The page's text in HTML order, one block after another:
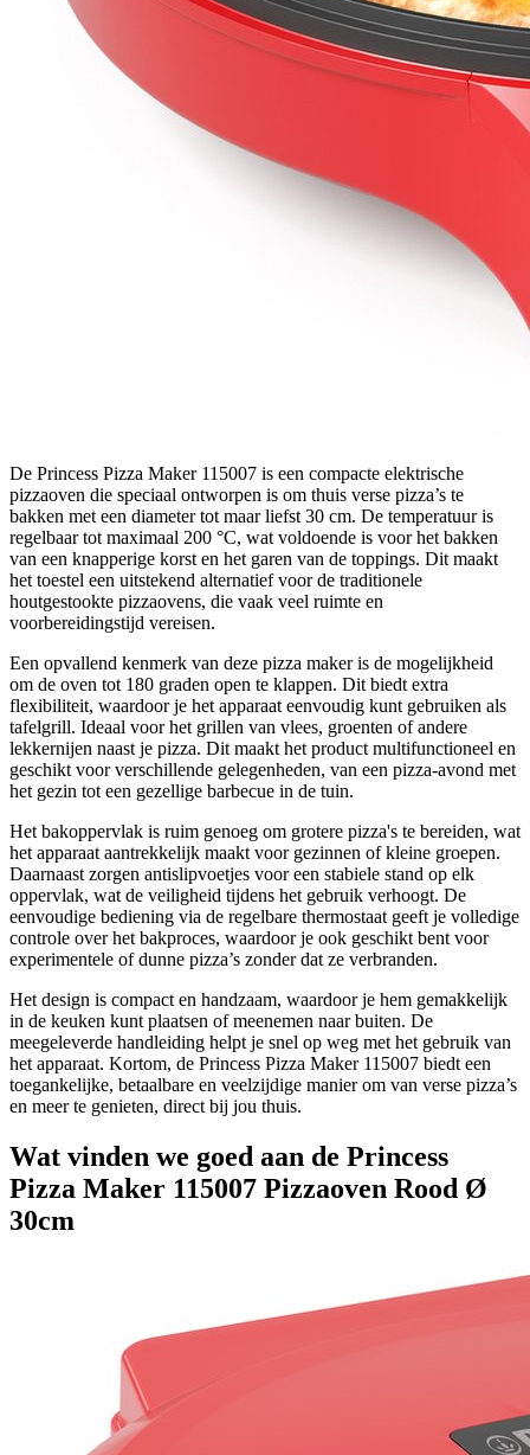
De Princess Pizza Maker 115007 is een compacte elektrische
pizzaoven die speciaal ontworpen is om thuis verse pizza’s te
bakken met een diameter tot maar liefst 30 cm. De temperatuur is
regelbaar tot maximaal 200 °C, wat voldoende is voor het bakken
van een knapperige korst en het garen van de toppings. Dit maakt
het toestel een uitstekend alternatief voor de traditionele
houtgestookte pizzaovens, die vaak veel ruimte en
voorbereidingstijd vereisen.
Een opvallend kenmerk van deze pizza maker is de mogelijkheid
om de oven tot 180 graden open te klappen. Dit biedt extra
flexibiliteit, waardoor je het apparaat eenvoudig kunt gebruiken als
tafelgrill. Ideaal voor het grillen van vlees, groenten of andere
lekkernijen naast je pizza. Dit maakt het product multifunctioneel en
geschikt voor verschillende gelegenheden, van een pizza-avond met
het gezin tot een gezellige barbecue in de tuin.
Het bakoppervlak is ruim genoeg om grotere pizza's te bereiden, wat
het apparaat aantrekkelijk maakt voor gezinnen of kleine groepen.
Daarnaast zorgen antislipvoetjes voor een stabiele stand op elk
oppervlak, wat de veiligheid tijdens het gebruik verhoogt. De
eenvoudige bediening via de regelbare thermostaat geeft je volledige
controle over het bakproces, waardoor je ook geschikt bent voor
experimentele of dunne pizza’s zonder dat ze verbranden.
Het design is compact en handzaam, waardoor je hem gemakkelijk
in de keuken kunt plaatsen of meenemen naar buiten. De
meegeleverde handleiding helpt je snel op weg met het gebruik van
het apparaat. Kortom, de Princess Pizza Maker 115007 biedt een
toegankelijke, betaalbare en veelzijdige manier om van verse pizza’s
en meer te genieten, direct bij jou thuis.
Wat vinden we goed aan de Princess
Pizza Maker 115007 Pizzaoven Rood Ø
30cm